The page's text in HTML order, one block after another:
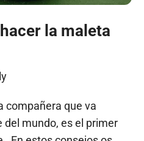
la maleta
compañera que va
mundo, es el primer